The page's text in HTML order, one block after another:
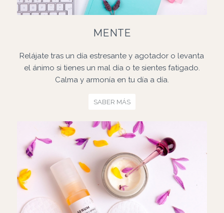
MENTE
Relájate tras un día estresante y agotador o levanta
el ánimo si tienes un mal día o te sientes fatigado.
Calma y armonía en tu día a día.
SABER MÁS